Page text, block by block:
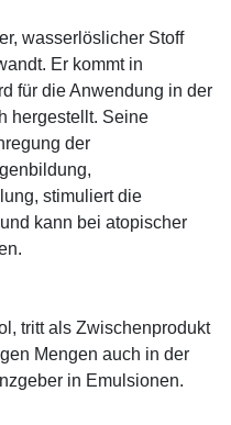
wasserlöslicher Stoff
Er kommt in
für die Anwendung in der
hergestellt. Seine
der
stimuliert die
kann bei atopischer
tritt als Zwischenprodukt
Mengen auch in der
in Emulsionen.